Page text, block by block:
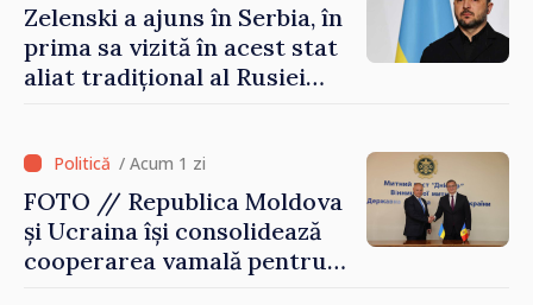
Zelenski a ajuns în Serbia, în
prima sa vizită în acest stat
aliat tradițional al Rusiei
/ Acum 1 zi
FOTO // Republica Moldova
și Ucraina își consolidează
cooperarea vamală pentru